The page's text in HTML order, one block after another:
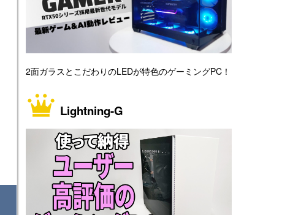
2面ガラスとこだわりのLEDが特色のゲーミングPC！
Lightning-G